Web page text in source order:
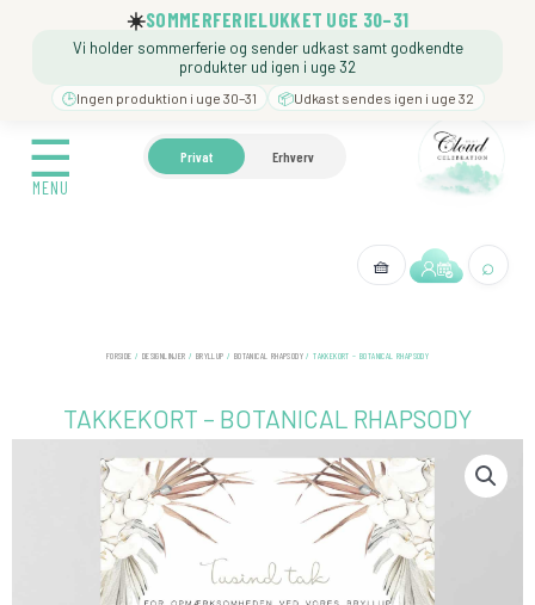
☀️SOMMERFERIELUKKET UGE 30–31
Vi holder sommerferie og sender udkast samt godkendte
produkter ud igen i uge 32
🕒Ingen produktion i uge 30–31 📦Udkast sendes igen i uge 32
☰
MENU
Privat Erhverv
🧺 ⌕
☰
MENU
🍼 BARNEDÅB ❓️ BESØG
FORSIDE / DESIGNLINJER / BRYLLUP / BOTANICAL RHAPSODY / TAKKEKORT – BOTANICAL RHAPSODY
TAKKEKORT – BOTANICAL RHAPSODY